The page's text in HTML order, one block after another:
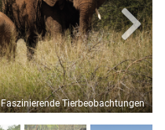
Faszinierende Tierbeobachtungen